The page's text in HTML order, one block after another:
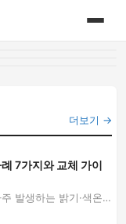
7가지와 교체 가이
발생하는 밝기·색온
실패 사례 7가...
더보기 →